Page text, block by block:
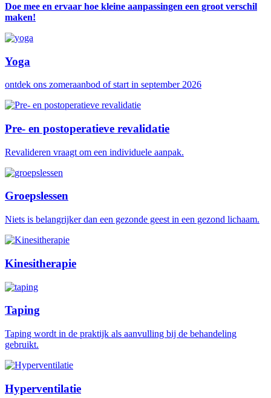
Doe mee en ervaar hoe kleine aanpassingen een groot verschil
maken!
Yoga
ontdek ons zomeraanbod of start in september 2026
Pre- en postoperatieve revalidatie
Revalideren vraagt om een individuele aanpak.
Groepslessen
Niets is belangrijker dan een gezonde geest in een gezond lichaam.
Kinesitherapie
Taping
Taping wordt in de praktijk als aanvulling bij de behandeling
gebruikt.
Hyperventilatie